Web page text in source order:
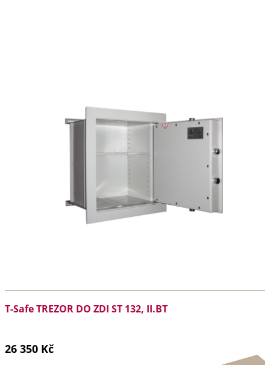
T-Safe TREZOR DO ZDI ST 132, II.BT
26 350 Kč